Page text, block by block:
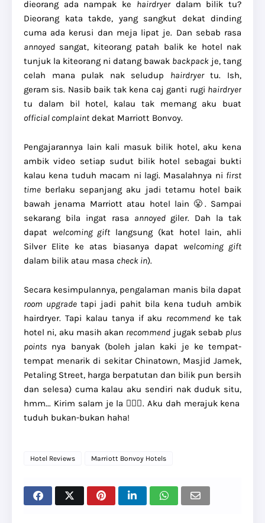
dieorang ada nampak ke hairdryerdalam bilik tu?
Dieorang kata takde, yang sangkut dekat dinding
cuma ada kerusi dan meja lipat je. Dan sebab rasa
annoyed sangat, kiteorang patah balik ke hotel nak
tunjuk la kiteorang ni datang bawak backpack je, tang
celah mana pulak nak seludup hairdryertu. Ish,
geram sis. Nasib baik tak kena caj ganti rugi hairdryer
tu dalam bil hotel, kalau tak memang aku buat
official complaintdekat Marriott Bonvoy.
Pengajarannya lain kali masuk bilik hotel, aku kena
ambik video setiap sudut bilik hotel sebagai bukti
kalau kena tuduh macam ni lagi. Masalahnya ni first
time berlaku sepanjang aku jadi tetamu hotel baik
bawah jenama Marriott atau hotel lain 😤. Sampai
sekarang bila ingat rasa annoyedgiler. Dah la tak
dapat welcoming giftlangsung (kat hotel lain, ahli
Silver Elite ke atas biasanya dapat welcoming gift
dalam bilik atau masa check in).
Secara kesimpulannya, pengalaman manis bila dapat
room upgradetapi jadi pahit bila kena tuduh ambik
hairdryer. Tapi kalau tanya if aku recommend ke tak
hotel ni, aku masih akan recommend jugak sebab plus
points nya banyak (boleh jalan kaki je ke tempat-
tempat menarik di sekitar Chinatown, Masjid Jamek,
Petaling Street, harga berpatutan dan bilik pun bersih
dan selesa) cuma kalau aku sendiri nak duduk situ,
hmm... Kirim salam je la 🙎🏻‍♀️. Aku dah merajuk kena
tuduh bukan-bukan haha!
Hotel Reviews Marriott Bonvoy Hotels